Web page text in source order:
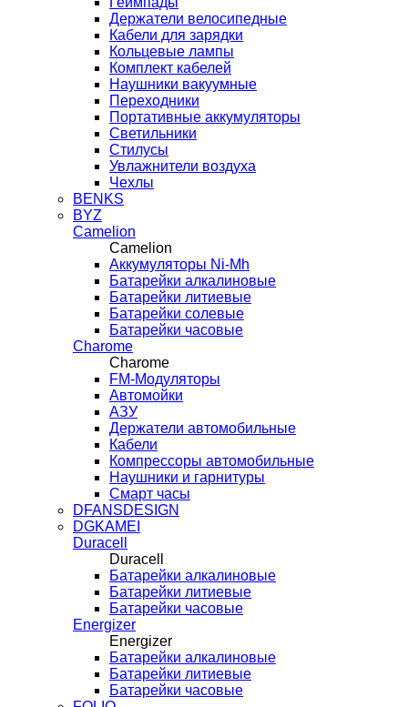
Держатели велосипедные
Кабели для зарядки
Кольцевые лампы
Комплект кабелей
Наушники вакуумные
Переходники
Портативные аккумуляторы
Светильники
Стилусы
Увлажнители воздуха
Чехлы
BENKS
BYZ
Camelion
Camelion
Аккумуляторы Ni-Mh
Батарейки алкалиновые
Батарейки литиевые
Батарейки солевые
Батарейки часовые
Charome
Charome
FM-Модуляторы
Автомойки
АЗУ
Держатели автомобильные
Кабели
Компрессоры автомобильные
Наушники и гарнитуры
Смарт часы
DFANSDESIGN
DGKAMEI
Duracell
Duracell
Батарейки алкалиновые
Батарейки литиевые
Батарейки часовые
Energizer
Energizer
Батарейки алкалиновые
Батарейки литиевые
Батарейки часовые